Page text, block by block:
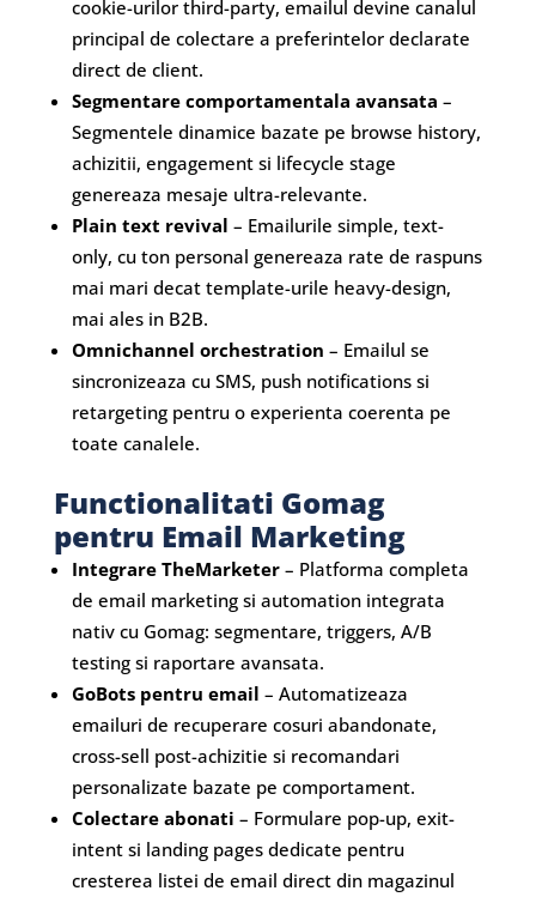
cookie-urilor third-party, emailul devine canalul
principal de colectare a preferintelor declarate
direct de client.
Segmentare comportamentala avansata –
Segmentele dinamice bazate pe browse history,
achizitii, engagement si lifecycle stage
genereaza mesaje ultra-relevante.
Plain text revival – Emailurile simple, text-
only, cu ton personal genereaza rate de raspuns
mai mari decat template-urile heavy-design,
mai ales in B2B.
Omnichannel orchestration – Emailul se
sincronizeaza cu SMS, push notifications si
retargeting pentru o experienta coerenta pe
toate canalele.
Functionalitati Gomag
pentru Email Marketing
Integrare TheMarketer– Platforma completa
de email marketing si automation integrata
nativ cu Gomag: segmentare, triggers, A/B
testing si raportare avansata.
GoBots pentru email – Automatizeaza
emailuri de recuperare cosuri abandonate,
cross-sell post-achizitie si recomandari
personalizate bazate pe comportament.
Colectare abonati – Formulare pop-up, exit-
intent si landing pages dedicate pentru
cresterea listei de email direct din magazinul